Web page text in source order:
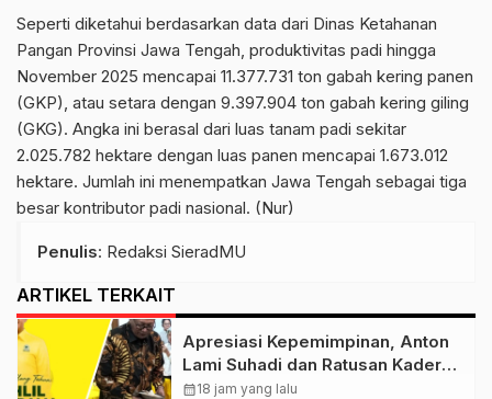
Seperti diketahui berdasarkan data dari Dinas Ketahanan
Pangan Provinsi Jawa Tengah, produktivitas padi hingga
November 2025 mencapai 11.377.731 ton gabah kering panen
(GKP), atau setara dengan 9.397.904 ton gabah kering giling
(GKG). Angka ini berasal dari luas tanam padi sekitar
2.025.782 hektare dengan luas panen mencapai 1.673.012
hektare. Jumlah ini menempatkan Jawa Tengah sebagai tiga
besar kontributor padi nasional. (Nur)
Penulis: Redaksi SieradMU
ARTIKEL TERKAIT
Apresiasi Kepemimpinan, Anton
Lami Suhadi dan Ratusan Kader
Golkar Klaten Ikut Rayakan Ultah
calendar_month18 jam yang lalu